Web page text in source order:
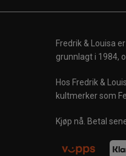
Fredrik & Louisa
grunnlagt i 1984,
Hos Fredrik &
kultmerker som
Kjøp nå. Betal